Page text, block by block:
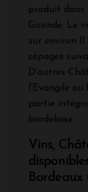
produit dans
Gironde. Le
sur environ
cépages
D'autres
l'Evangile
partie
bordelaise.
Vins,
Bordeaux